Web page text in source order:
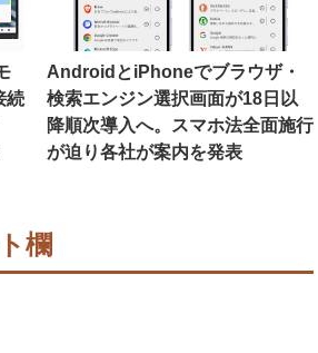
続
AndroidとiPhoneでブラウザ・
検索エンジン選択画面が18日以
降順次導入へ。スマホ法全面施行
が迫り各社が案内を発表
欄